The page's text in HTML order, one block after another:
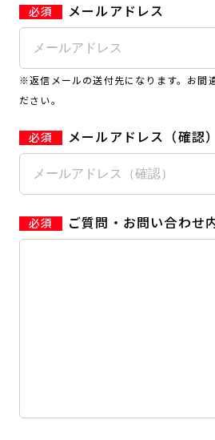
メールアドレス
※返信メールの送付先になります。お間
ださい。
メールアドレス（確認）
ご質問・お問い合わせ